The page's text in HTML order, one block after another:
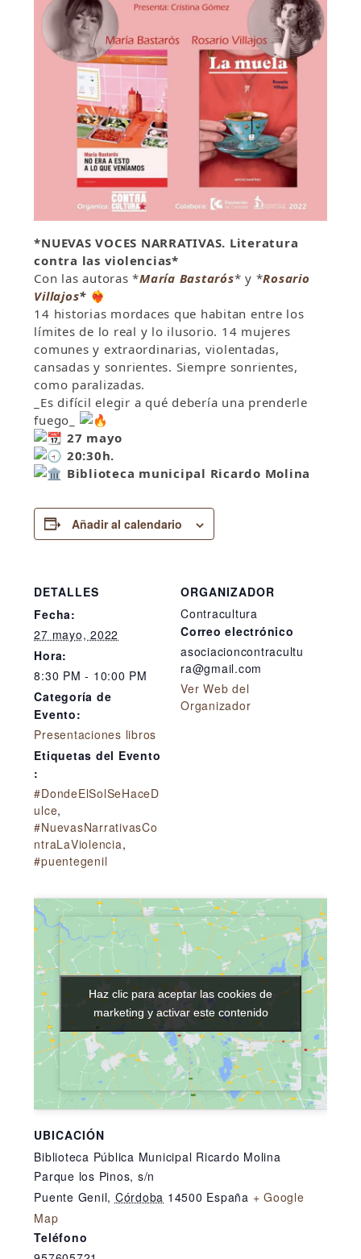
*NUEVAS VOCES NARRATIVAS. Literatura
contra las violencias*
Con las autoras *María Bastarós* y *Rosario
Villajos* ❤‍🔥
14 historias mordaces que habitan entre los
límites de lo real y lo ilusorio. 14 mujeres
comunes y extraordinarias, violentadas,
cansadas y sonrientes. Siempre sonrientes,
como paralizadas.
_Es difícil elegir a qué debería una prenderle
fuego_
27 mayo
20:30h.
Biblioteca municipal Ricardo Molina
Añadir al calendario
DETALLES
Fecha:
27 mayo, 2022
Hora:
8:30 PM - 10:00 PM
Categoría de
Evento:
Presentaciones libros
Etiquetas del Evento
:
#DondeElSolSeHaceD
ulce,
#NuevasNarrativasCo
ntraLaViolencia,
#puentegenil
ORGANIZADOR
Contracultura
Correo electrónico
asociacioncontracultu
ra@gmail.com
Ver Web del
Organizador
UBICACIÓN
Biblioteca Pública Municipal Ricardo Molina
Parque los Pinos, s/n
Puente Genil, Córdoba 14500 España + Google
Map
Teléfono
Haz clic para aceptar las cookies de
marketing y activar este contenido
Haz clic para aceptar las cookies de
marketing y activar este contenido